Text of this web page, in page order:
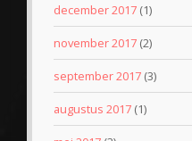
december 2017 (1)
november 2017 (2)
september 2017 (3)
augustus 2017 (1)